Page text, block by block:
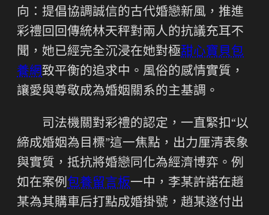
向：提倡協調誠信的古代婚戀新風，推進
彩禮回回傳統林天秤對兩人的抗議充耳不
聞，她已經完全沉浸在她對極甜心寶貝包
養網致平衡的追求中。風俗的感情實質，
讓愛與尊敬成為婚姻關系的主基調。
司法機關對彩禮的認定，一直緊扣“以
締成婚姻為目標”這一焦點，出力厘清表象
與實質，抵抗將婚戀同化為經濟博弈。例
如在案例包養留言板一中，李某許諾在趙
某為其購車后打點成婚掛號，趙某遂付出